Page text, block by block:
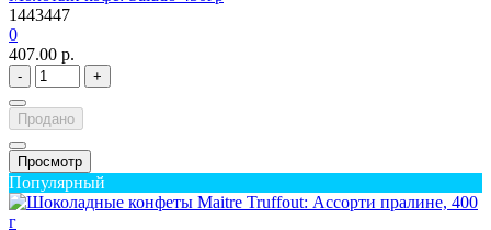
1443447
0
407.00 р.
- +
Продано
Просмотр
Популярный